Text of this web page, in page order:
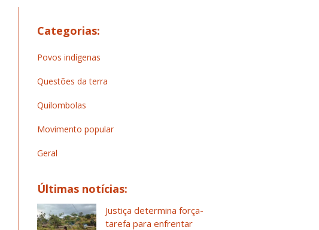
Categorias:
Povos indígenas
Questões da terra
Quilombolas
Movimento popular
Geral
Últimas notícias:
Justiça determina força-
tarefa para enfrentar